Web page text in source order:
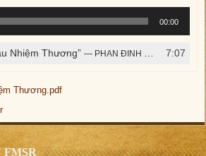
00:00
Nhiệm Thương”— PHAN ĐINH TÙNG 7:07
Thương.pdf